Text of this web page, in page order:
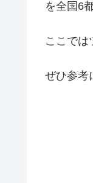
を全国6
ここでは
ぜひ参考